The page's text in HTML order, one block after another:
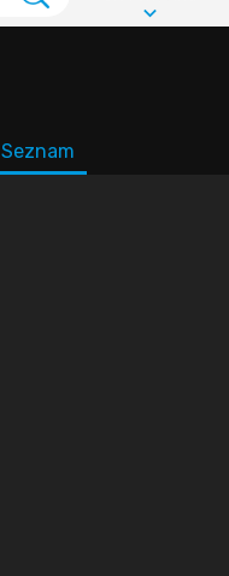
keyboard_arrow_down
Seznam